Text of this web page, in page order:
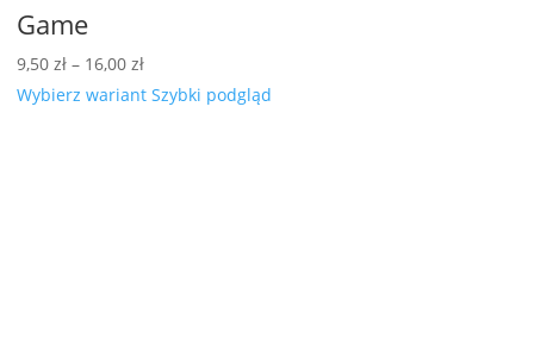
Game
9,50 zł – 16,00 złZakres
cen:
Wybierz wariant Szybki podgląd